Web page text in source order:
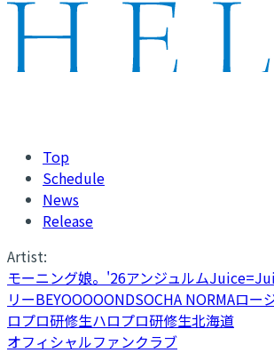
Top
Schedule
News
Release
Artist:
モーニング娘。'26アンジュルム
リーBEYOOOOONDSOCHA NORMAロー
ロプロ研修生ハロプロ研修生北海道
オフィシャルファンクラブ